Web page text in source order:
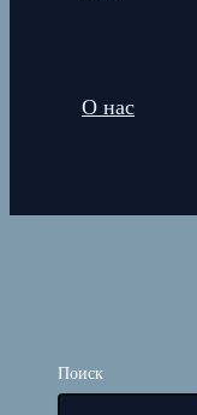
О нас
Поиск